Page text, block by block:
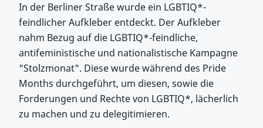
In der Berliner Straße wurde ein LGBTIQ*-
feindlicher Aufkleber entdeckt. Der Aufkleber
nahm Bezug auf die LGBTIQ*-feindliche,
antifeministische und nationalistische Kampagne
"Stolzmonat". Diese wurde während des Pride
Months durchgeführt, um diesen, sowie die
Forderungen und Rechte von LGBTIQ*, lächerlich
zu machen und zu delegitimieren.